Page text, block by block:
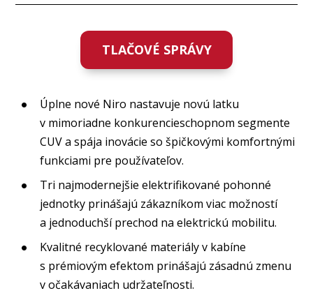
TLAČOVÉ SPRÁVY
Úplne nové Niro nastavuje novú latku
v mimoriadne konkurencieschopnom segmente
CUV a spája inovácie so špičkovými komfortnými
funkciami pre používateľov.
Tri najmodernejšie elektrifikované pohonné
jednotky prinášajú zákazníkom viac možností
a jednoduchší prechod na elektrickú mobilitu.
Kvalitné recyklované materiály v kabíne
s prémiovým efektom prinášajú zásadnú zmenu
v očakávaniach udržateľnosti.